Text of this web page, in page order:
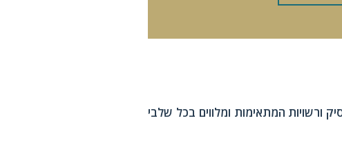
ורשויות המתאימות ומלווים בכל שלבי